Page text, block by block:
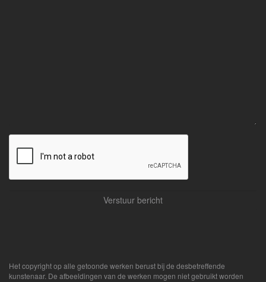
Het copyright op alle getoonde werken berust bij de desbetreffende
kunstenaar. De afbeeldingen van de werken mogen niet gebruikt worden